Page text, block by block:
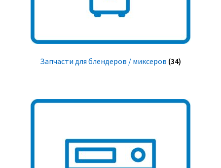
Запчасти для блендеров / миксеров (34)